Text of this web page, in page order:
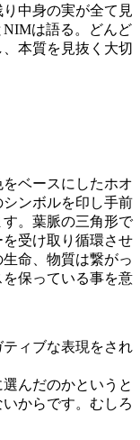
中⾝の実が全て⾒
NIMは語る。どんど
本質を⾒抜く⼤切
ベースにしたホオ
ンボルを印し手前
。葉脈の三角形で
受け取り循環させ
命、物質は繋がっ
保っている事を意
ィブな表現をされ
んだのかというと
からです。むしろ